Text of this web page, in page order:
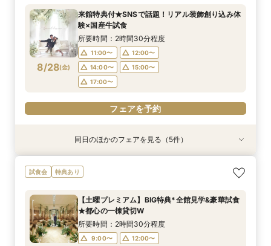
8/27
11:00〜
14:00〜
15:00〜
17:00〜
フェアを予約
8/27
11:00〜
14:00〜
15:00〜
17:00〜
フェアを予約
8/27
12:00〜
17:00〜
フェアを予約
8/27
12:00〜
フェアを予約
8/27
12:00〜
フェアを予約
8/28(金)
来館特典付★SNSで話題！リアル装飾創り込み体
験×国産牛試食
所要時間：2時間30分程度
11:00〜
12:00〜
14:00〜
15:00〜
17:00〜
フェアを予約
特典あり
8/28(金)
【大人10名～貸切W】少人数向けフェア♪豪華試
食＆見積もり相談
11:00〜
12:00〜
14:00〜
15:00〜
17:00〜
特典あり
8/28(金)
《徹底比較*2件目以降の方へ》見積り相談×試食
付*貸切邸宅体験
11:00〜
12:00〜
14:00〜
15:00〜
17:00〜
8/28(金)
【オンライン開催】遠方在住でも安心◆バーチャ
ル見学＆相談会
12:00〜
15:00〜
17:00〜
特典あり
8/28(金)
【無料試食付き】お気軽マタニティ＆パパママ
キッズ婚相談会
12:00〜 14:00〜
特典あり
8/28(金)
【TRUNKで挙げるなら1件目がお得】無料試食×
お気軽相談会
12:00〜 14:00〜
同日のほかのフェアを見る（5件）
試食会 特典あり
【土曜プレミアム】BIG特典*全館見学&豪華試食
★都心の一棟貸切W
所要時間：2時間30分程度
9:00〜 12:00〜